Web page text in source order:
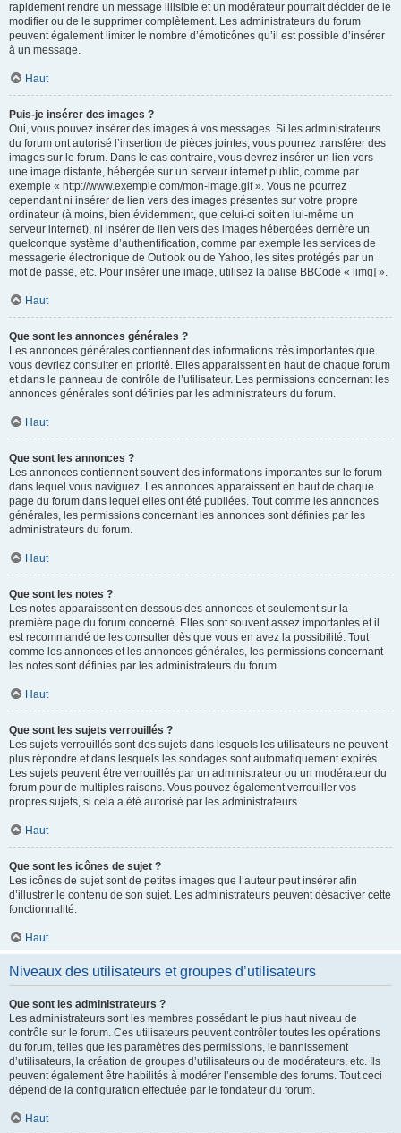
rapidement rendre un message illisible et un modérateur pourrait décider de le
modifier ou de le supprimer complètement. Les administrateurs du forum
peuvent également limiter le nombre d’émoticônes qu’il est possible d’insérer
à un message.
Haut
Puis-je insérer des images ?
Oui, vous pouvez insérer des images à vos messages. Si les administrateurs
du forum ont autorisé l’insertion de pièces jointes, vous pourrez transférer des
images sur le forum. Dans le cas contraire, vous devrez insérer un lien vers
une image distante, hébergée sur un serveur internet public, comme par
exemple « http://www.exemple.com/mon-image.gif ». Vous ne pourrez
cependant ni insérer de lien vers des images présentes sur votre propre
ordinateur (à moins, bien évidemment, que celui-ci soit en lui-même un
serveur internet), ni insérer de lien vers des images hébergées derrière un
quelconque système d’authentification, comme par exemple les services de
messagerie électronique de Outlook ou de Yahoo, les sites protégés par un
mot de passe, etc. Pour insérer une image, utilisez la balise BBCode « [img] ».
Haut
Que sont les annonces générales ?
Les annonces générales contiennent des informations très importantes que
vous devriez consulter en priorité. Elles apparaissent en haut de chaque forum
et dans le panneau de contrôle de l’utilisateur. Les permissions concernant les
annonces générales sont définies par les administrateurs du forum.
Haut
Que sont les annonces ?
Les annonces contiennent souvent des informations importantes sur le forum
dans lequel vous naviguez. Les annonces apparaissent en haut de chaque
page du forum dans lequel elles ont été publiées. Tout comme les annonces
générales, les permissions concernant les annonces sont définies par les
administrateurs du forum.
Haut
Que sont les notes ?
Les notes apparaissent en dessous des annonces et seulement sur la
première page du forum concerné. Elles sont souvent assez importantes et il
est recommandé de les consulter dès que vous en avez la possibilité. Tout
comme les annonces et les annonces générales, les permissions concernant
les notes sont définies par les administrateurs du forum.
Haut
Que sont les sujets verrouillés ?
Les sujets verrouillés sont des sujets dans lesquels les utilisateurs ne peuvent
plus répondre et dans lesquels les sondages sont automatiquement expirés.
Les sujets peuvent être verrouillés par un administrateur ou un modérateur du
forum pour de multiples raisons. Vous pouvez également verrouiller vos
propres sujets, si cela a été autorisé par les administrateurs.
Haut
Que sont les icônes de sujet ?
Les icônes de sujet sont de petites images que l’auteur peut insérer afin
d’illustrer le contenu de son sujet. Les administrateurs peuvent désactiver cette
fonctionnalité.
Haut
Niveaux des utilisateurs et groupes d’utilisateurs
Que sont les administrateurs ?
Les administrateurs sont les membres possédant le plus haut niveau de
contrôle sur le forum. Ces utilisateurs peuvent contrôler toutes les opérations
du forum, telles que les paramètres des permissions, le bannissement
d’utilisateurs, la création de groupes d’utilisateurs ou de modérateurs, etc. Ils
peuvent également être habilités à modérer l’ensemble des forums. Tout ceci
dépend de la configuration effectuée par le fondateur du forum.
Haut